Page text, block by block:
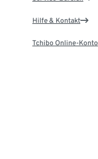
Hilfe & Kontakt
Tchibo Online-Konto